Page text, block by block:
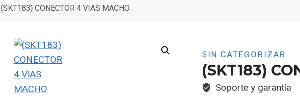
(SKT183) CONECTOR 4 VIAS MACHO
SIN CATEGORIZAR
(SKT183)
Soporte y garantía